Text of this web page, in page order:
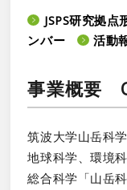
JSPS研究拠
ンバー
活動
事業概要
筑波大学山岳科
地球科学、環境
総合科学「山岳